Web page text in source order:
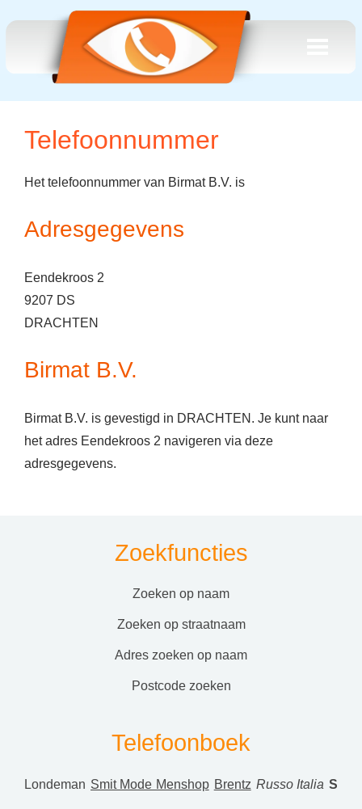
Telefoonnummer
Het telefoonnummer van Birmat B.V. is
Adresgegevens
Eendekroos 2
9207 DS
DRACHTEN
Birmat B.V.
Birmat B.V. is gevestigd in DRACHTEN. Je kunt naar
het adres Eendekroos 2 navigeren via deze
adresgegevens.
Zoekfuncties
zoeken op naam
zoeken op straatnaam
adres zoeken op naam
postcode zoeken
Telefoonboek
Londeman Smit Mode Menshop Brentz Russo Italia S